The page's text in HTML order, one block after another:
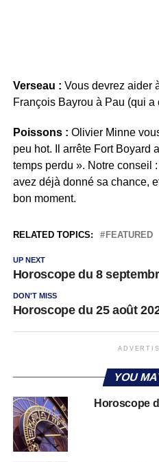
Verseau : Vous devrez aider
François Bayrou à Pau (qui a
Poissons : Olivier Minne
peu hot. Il arrête Fort Boyard
temps perdu ». Notre conseil
avez déjà donné sa chance,
bon moment.
RELATED TOPICS: FEATURED
UP NEXT
Horoscope du 8
DON'T MISS
Horoscope du 25 août
YOU
Horoscope